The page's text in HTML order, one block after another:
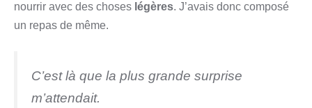
nourrir avec des choses légères. J’avais donc composé
un repas de même.
C’est là que la plus grande surprise
m’attendait.